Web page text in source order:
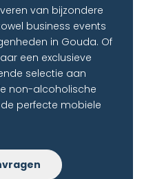
van bijzondere
business events
in Gouda. Of
een exclusieve
selectie aan
non-alcoholische
perfecte mobiele